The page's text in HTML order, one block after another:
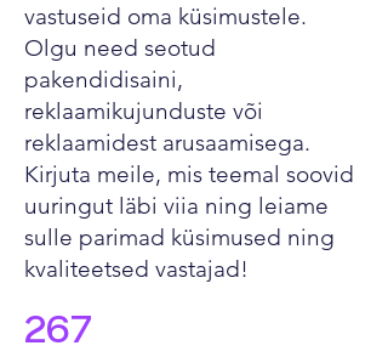
vastuseid oma küsimustele.
Olgu need seotud
pakendidisaini,
reklaamikujunduste või
reklaamidest arusaamisega.
Kirjuta meile, mis teemal soovid
uuringut läbi viia ning leiame
sulle parimad küsimused ning
kvaliteetsed vastajad!
267